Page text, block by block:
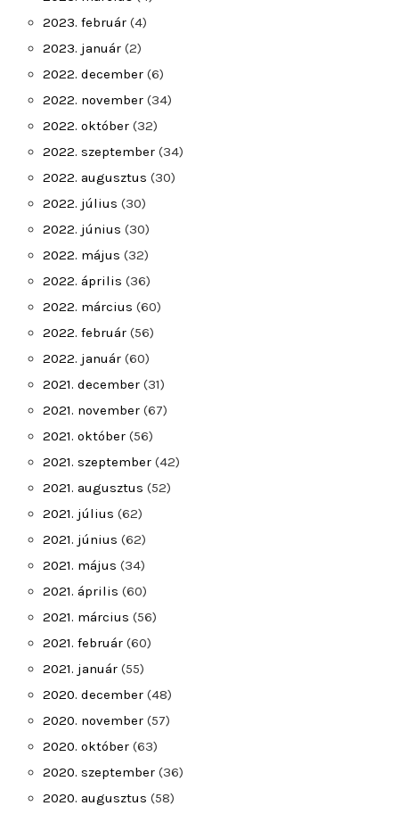
2023. február (4)
2023. január (2)
2022. december (6)
2022. november (34)
2022. október (32)
2022. szeptember (34)
2022. augusztus (30)
2022. július (30)
2022. június (30)
2022. május (32)
2022. április (36)
2022. március (60)
2022. február (56)
2022. január (60)
2021. december (31)
2021. november (67)
2021. október (56)
2021. szeptember (42)
2021. augusztus (52)
2021. július (62)
2021. június (62)
2021. május (34)
2021. április (60)
2021. március (56)
2021. február (60)
2021. január (55)
2020. december (48)
2020. november (57)
2020. október (63)
2020. szeptember (36)
2020. augusztus (58)